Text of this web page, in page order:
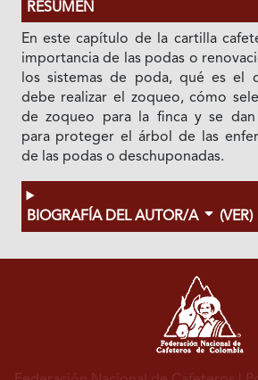
RESUMEN
En este capítulo de la cartilla
importancia de las podas o
los sistemas de poda, qué es el
debe realizar el zoqueo, cómo
de zoqueo para la finca y se dan
para proteger el árbol de las
de las podas o deschuponadas.
BIOGRAFÍA DEL AUTOR/A (VER)